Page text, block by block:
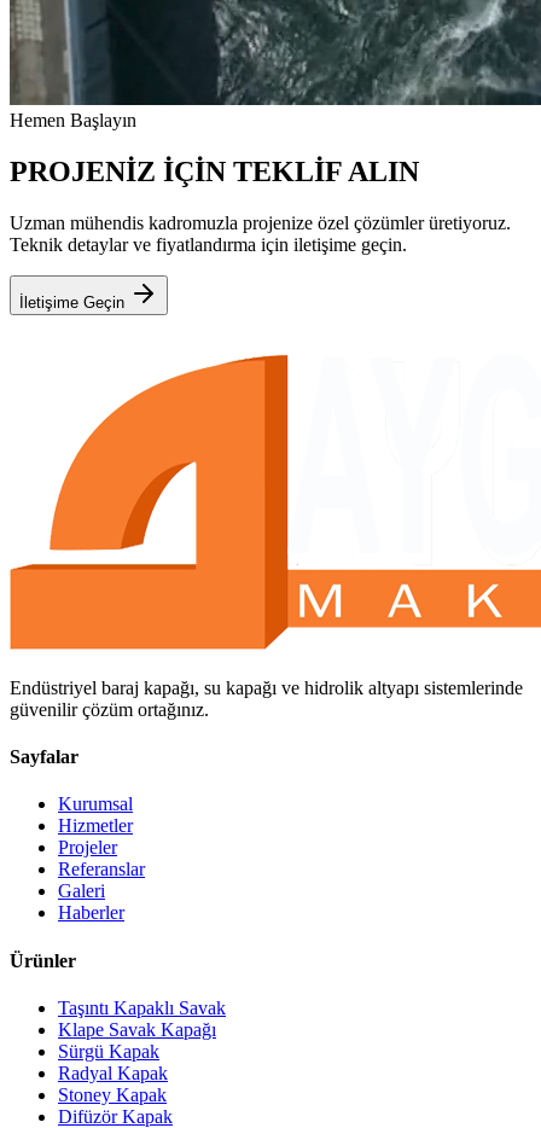
Hemen Başlayın
PROJENİZ İÇİN TEKLİF ALIN
Uzman mühendis kadromuzla projenize özel çözümler üretiyoruz.
Teknik detaylar ve fiyatlandırma için iletişime geçin.
İletişime Geçin
Endüstriyel baraj kapağı, su kapağı ve hidrolik altyapı sistemlerinde
güvenilir çözüm ortağınız.
Sayfalar
Kurumsal
Hizmetler
Projeler
Referanslar
Galeri
Haberler
Ürünler
Taşıntı Kapaklı Savak
Klape Savak Kapağı
Sürgü Kapak
Radyal Kapak
Stoney Kapak
Difüzör Kapak